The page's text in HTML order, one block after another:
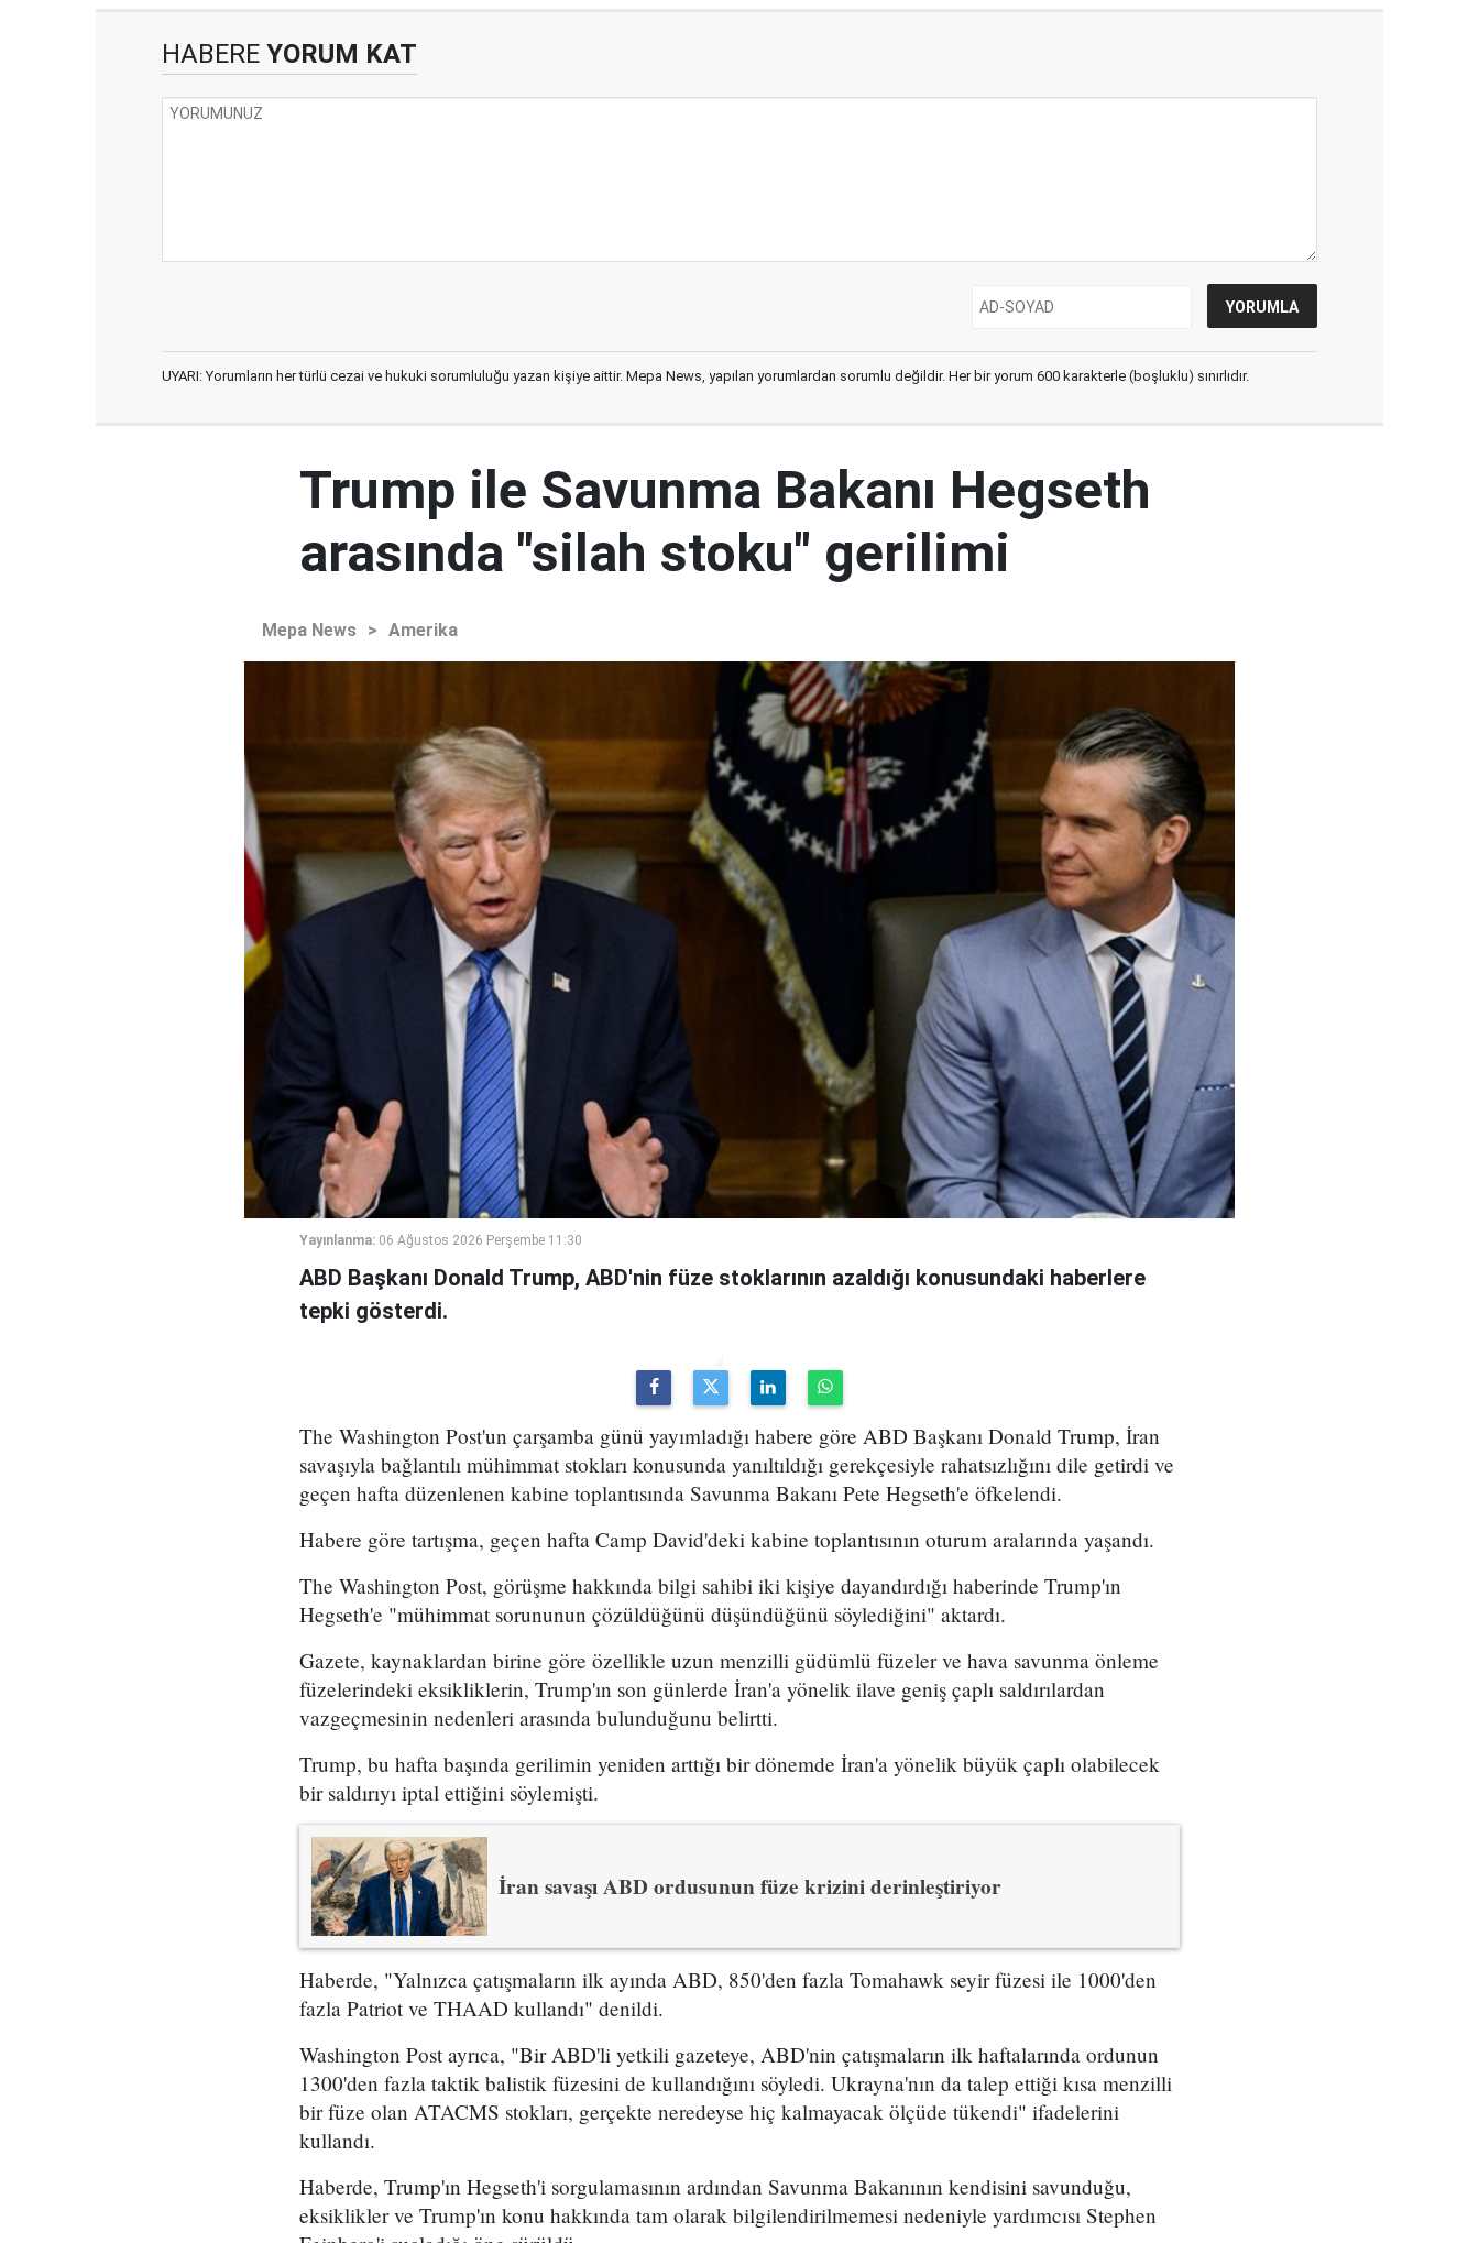
HABERE YORUM KAT
UYARI: Yorumların her türlü cezai ve hukuki sorumluluğu yazan kişiye aittir. Mepa News, yapılan yorumlardan sorumlu değildir. Her bir yorum 600 karakterle (boşluklu) sınırlıdır.
Trump ile Savunma Bakanı Hegseth
arasında "silah stoku" gerilimi
Mepa News > Amerika
Yayınlanma: 06 Ağustos 2026 Perşembe 11:30
ABD Başkanı Donald Trump, ABD'nin füze stoklarının azaldığı konusundaki haberlere
tepki gösterdi.
The Washington Post'un çarşamba günü yayımladığı habere göre ABD Başkanı Donald Trump, İran
savaşıyla bağlantılı mühimmat stokları konusunda yanıltıldığı gerekçesiyle rahatsızlığını dile getirdi ve
geçen hafta düzenlenen kabine toplantısında Savunma Bakanı Pete Hegseth'e öfkelendi.
Habere göre tartışma, geçen hafta Camp David'deki kabine toplantısının oturum aralarında yaşandı.
The Washington Post, görüşme hakkında bilgi sahibi iki kişiye dayandırdığı haberinde Trump'ın
Hegseth'e "mühimmat sorununun çözüldüğünü düşündüğünü söylediğini" aktardı.
Gazete, kaynaklardan birine göre özellikle uzun menzilli güdümlü füzeler ve hava savunma önleme
füzelerindeki eksikliklerin, Trump'ın son günlerde İran'a yönelik ilave geniş çaplı saldırılardan
vazgeçmesinin nedenleri arasında bulunduğunu belirtti.
Trump, bu hafta başında gerilimin yeniden arttığı bir dönemde İran'a yönelik büyük çaplı olabilecek
bir saldırıyı iptal ettiğini söylemişti.
İran savaşı ABD ordusunun füze krizini derinleştiriyor
Haberde, "Yalnızca çatışmaların ilk ayında ABD, 850'den fazla Tomahawk seyir füzesi ile 1000'den
fazla Patriot ve THAAD kullandı" denildi.
Washington Post ayrıca, "Bir ABD'li yetkili gazeteye, ABD'nin çatışmaların ilk haftalarında ordunun
1300'den fazla taktik balistik füzesini de kullandığını söyledi. Ukrayna'nın da talep ettiği kısa menzilli
bir füze olan ATACMS stokları, gerçekte neredeyse hiç kalmayacak ölçüde tükendi" ifadelerini
kullandı.
Haberde, Trump'ın Hegseth'i sorgulamasının ardından Savunma Bakanının kendisini savunduğu,
eksiklikler ve Trump'ın konu hakkında tam olarak bilgilendirilmemesi nedeniyle yardımcısı Stephen